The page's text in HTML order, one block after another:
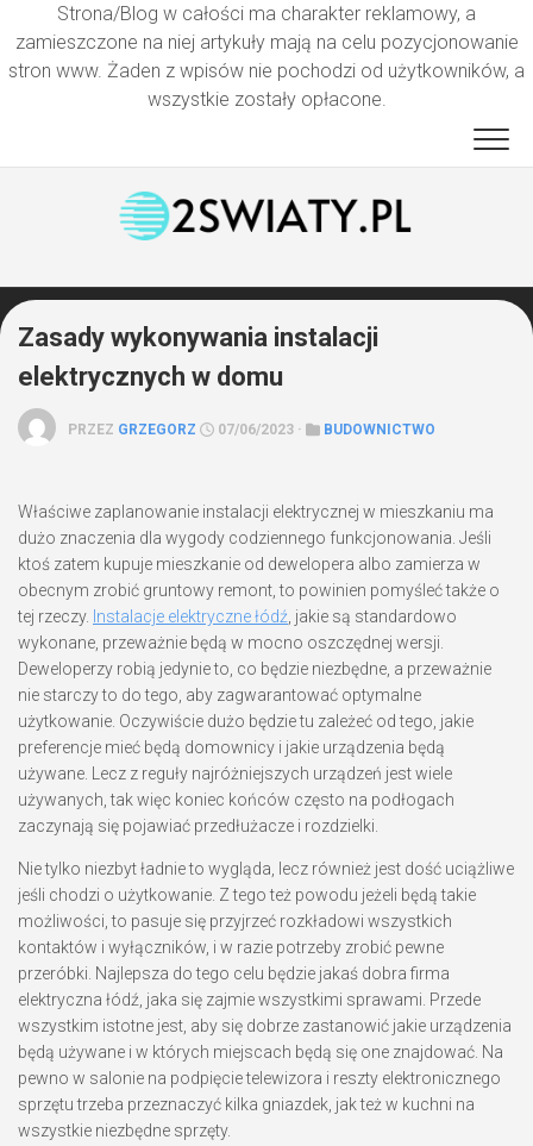
Strona/Blog w całości ma charakter reklamowy, a
zamieszczone na niej artykuły mają na celu pozycjonowanie
stron www. Żaden z wpisów nie pochodzi od użytkowników, a
wszystkie zostały opłacone.
Zasady wykonywania instalacji
elektrycznych w domu
PRZEZ GRZEGORZ 07/06/2023 · BUDOWNICTWO
Właściwe zaplanowanie instalacji elektrycznej w mieszkaniu ma
dużo znaczenia dla wygody codziennego funkcjonowania. Jeśli
ktoś zatem kupuje mieszkanie od dewelopera albo zamierza w
obecnym zrobić gruntowy remont, to powinien pomyśleć także o
tej rzeczy. Instalacje elektryczne łódź , jakie są standardowo
wykonane, przeważnie będą w mocno oszczędnej wersji.
Deweloperzy robią jedynie to, co będzie niezbędne, a przeważnie
nie starczy to do tego, aby zagwarantować optymalne
użytkowanie. Oczywiście dużo będzie tu zależeć od tego, jakie
preferencje mieć będą domownicy i jakie urządzenia będą
używane. Lecz z reguły najróżniejszych urządzeń jest wiele
używanych, tak więc koniec końców często na podłogach
zaczynają się pojawiać przedłużacze i rozdzielki.
Nie tylko niezbyt ładnie to wygląda, lecz również jest dość uciążliwe
jeśli chodzi o użytkowanie. Z tego też powodu jeżeli będą takie
możliwości, to pasuje się przyjrzeć rozkładowi wszystkich
kontaktów i wyłączników, i w razie potrzeby zrobić pewne
przeróbki. Najlepsza do tego celu będzie jakaś dobra firma
elektryczna łódź, jaka się zajmie wszystkimi sprawami. Przede
wszystkim istotne jest, aby się dobrze zastanowić jakie urządzenia
będą używane i w których miejscach będą się one znajdować. Na
pewno w salonie na podpięcie telewizora i reszty elektronicznego
sprzętu trzeba przeznaczyć kilka gniazdek, jak też w kuchni na
wszystkie niezbędne sprzęty.